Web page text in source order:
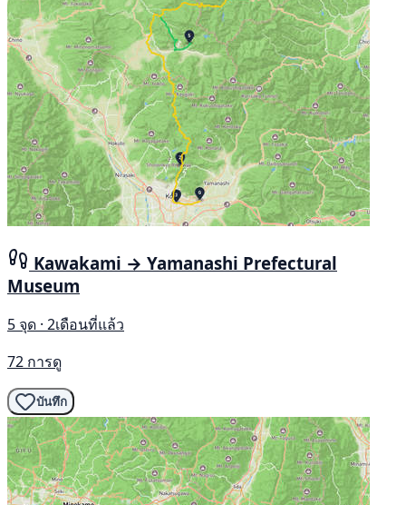
Kawakami → Yamanashi Prefectural
Museum
5 จุด · 2เดือนที่แล้ว
72 การดู
บันทึก